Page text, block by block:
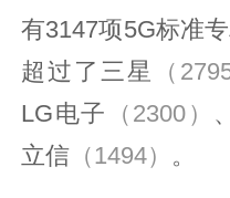
有3147项5G标准
超过了三星
（
LG电子
（2300）
立信 （1494） 。